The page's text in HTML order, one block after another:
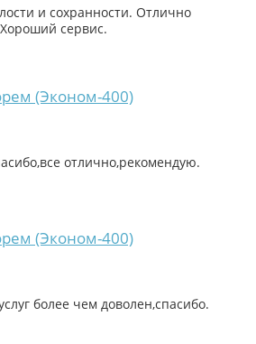
и сохранности. Отлично
сервис.
(Эконом-400)
отлично,рекомендую.
(Эконом-400)
более чем доволен,спасибо.